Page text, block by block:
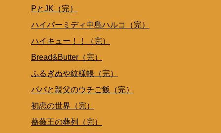
PとJK（完）
ハイパーミディ中島ハルコ（完）
ハイキュー！！（完）
Bread&Butter（完）
ふるぎぬや紋様帳（完）
パパと親父のウチご飯（完）
初恋の世界（完）
薔薇王の葬列（完）